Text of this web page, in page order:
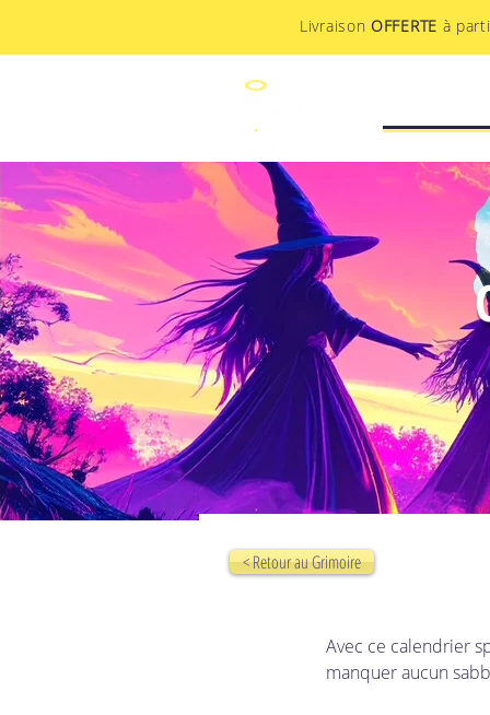
Livraison OFFERTE à
< Retour au Grimoire
Avec ce calendrier
manquer aucun